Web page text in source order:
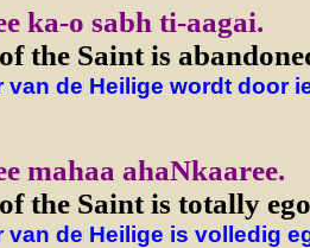
ka-o sabh ti-aagai.
the Saint is
van de Heilige wordt door
mahaa ahaNkaaree.
the Saint is totally
van de Heilige is volledig